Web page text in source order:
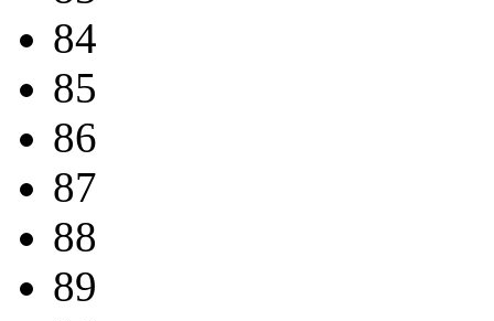
84
85
86
87
88
89